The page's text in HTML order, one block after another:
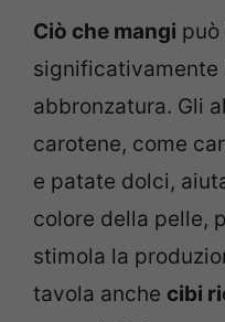
Ciò che mangi può
significativamente
abbronzatura. Gli
carotene, come
e patate dolci,
colore della pelle,
stimola la
tavola anche cibi